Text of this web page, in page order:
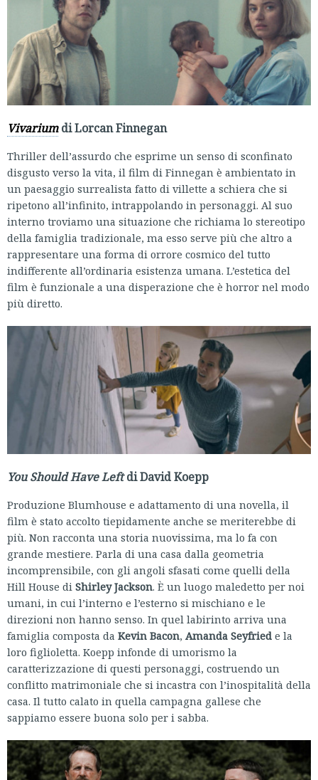
Vivariumdi Lorcan Finnegan
Thriller dell’assurdo che esprime un senso di sconfinato
disgusto verso la vita, il film di Finnegan è ambientato in
un paesaggio surrealista fatto di villette a schiera che si
ripetono all’infinito, intrappolando in personaggi. Al suo
interno troviamo una situazione che richiama lo stereotipo
della famiglia tradizionale, ma esso serve più che altro a
rappresentare una forma di orrore cosmico del tutto
indifferente all’ordinaria esistenza umana. L’estetica del
film è funzionale a una disperazione che è horror nel modo
più diretto.
You Should Have Leftdi David Koepp
Produzione Blumhouse e adattamento di una novella, il
film è stato accolto tiepidamente anche se meriterebbe di
più. Non racconta una storia nuovissima, ma lo fa con
grande mestiere. Parla di una casa dalla geometria
incomprensibile, con gli angoli sfasati come quelli della
Hill House di Shirley Jackson. È un luogo maledetto per noi
umani, in cui l’interno e l’esterno si mischiano e le
direzioni non hanno senso. In quel labirinto arriva una
famiglia composta da Kevin Bacon, Amanda Seyfried e la
loro figlioletta. Koepp infonde di umorismo la
caratterizzazione di questi personaggi, costruendo un
conflitto matrimoniale che si incastra con l’inospitalità della
casa. Il tutto calato in quella campagna gallese che
sappiamo essere buona solo per i sabba.